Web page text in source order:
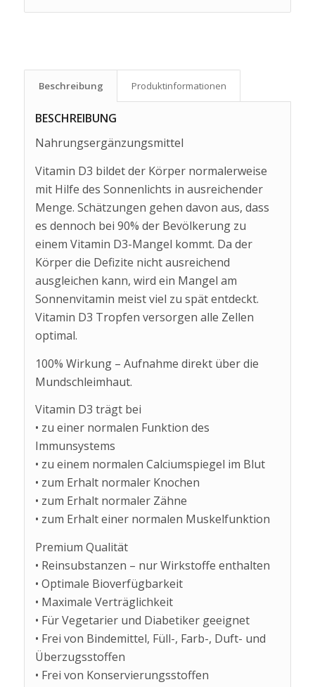
Beschreibung Produkt­informationen
BESCHREIBUNG
Nahrungsergänzungsmittel
Vitamin D3 bildet der Körper normalerweise
mit Hilfe des Sonnenlichts in ausreichender
Menge. Schätzungen gehen davon aus, dass
es dennoch bei 90% der Bevölkerung zu
einem Vitamin D3-Mangel kommt. Da der
Körper die Defizite nicht ausreichend
ausgleichen kann, wird ein Mangel am
Sonnenvitamin meist viel zu spät entdeckt.
Vitamin D3 Tropfen versorgen alle Zellen
optimal.
100% Wirkung – Aufnahme direkt über die
Mundschleimhaut.
Vitamin D3 trägt bei
• zu einer normalen Funktion des
Immunsystems
• zu einem normalen Calciumspiegel im Blut
• zum Erhalt normaler Knochen
• zum Erhalt normaler Zähne
• zum Erhalt einer normalen Muskelfunktion
Premium Qualität
• Reinsubstanzen – nur Wirkstoffe enthalten
• Optimale Bioverfügbarkeit
• Maximale Verträglichkeit
• Für Vegetarier und Diabetiker geeignet
• Frei von Bindemittel, Füll-, Farb-, Duft- und
Überzugsstoffen
• Frei von Konservierungsstoffen